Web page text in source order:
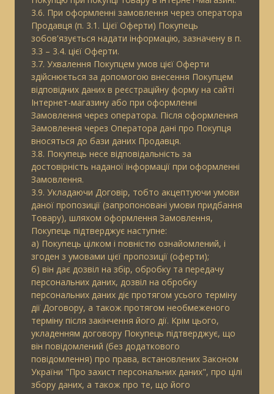
3.6. При оформленні замовлення через оператора
Продавця (п. 3.1. Цієї Оферти) Покупець
зобов'язується надати інформацію, зазначену в п.
3.3 – 3.4. цієї Оферти.
3.7. Ухвалення Покупцем умов цієї Оферти
здійснюється за допомогою внесення Покупцем
відповідних даних в реєстраційну форму на сайті
Інтернет-магазину або при оформленні
Замовлення через оператора. Після оформлення
Замовлення через Оператора дані про Покупця
вносяться до бази даних Продавця.
3.8. Покупець несе відповідальність за
достовірність наданої інформації при оформленні
Замовлення.
3.9. Укладаючи Договір, тобто акцептуючи умови
даної пропозиції (запропоновані умови придбання
Товару), шляхом оформлення Замовлення,
Покупець підтверджує наступне:
а) Покупець цілком і повністю ознайомлений, і
згоден з умовами цієї пропозиції (оферти);
б) він дає дозвіл на збір, обробку та передачу
персональних даних, дозвіл на обробку
персональних даних діє протягом усього терміну
дії Договору, а також протягом необмеженого
терміну після закінчення його дії. Крім цього,
укладенням договору Покупець підтверджує, що
він повідомлений (без додаткового
повідомлення) про права, встановлених Законом
України "Про захист персональних даних", про цілі
збору даних, а також про те, що його